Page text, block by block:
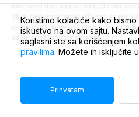
Interprom doo nastoji da bude što
slika, trenutnoj raspoloživosti i ceni
garantovati da su sve navedene
sajtu u potpunosti ispravne.
Koristimo kolačiće kako
iskustvo na ovom sajtu.
saglasni ste sa korišćenjem
pravilima. Možete ih isključite u
Prihvatam